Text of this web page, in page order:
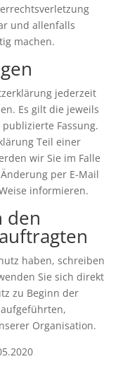
und allenfalls
machen.
jederzeit
Es gilt die jeweils
Fassung.
Teil einer
wir Sie im Falle
per E-Mail
informieren.
den
haben, schreiben
Sie sich direkt
zu Beginn der
Organisation.